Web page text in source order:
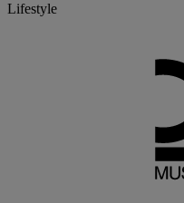
Lifestyle